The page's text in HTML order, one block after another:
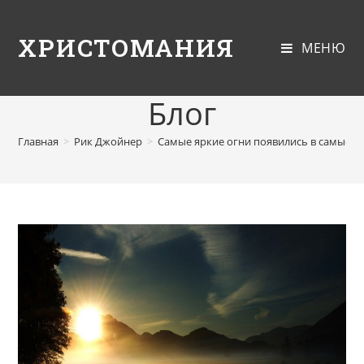
ХРИСТОМАНИЯ МЕНЮ
Блог
Главная > Рик Джойнер > Самые яркие огни появились в самые